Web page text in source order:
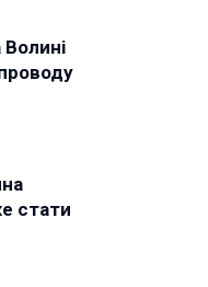
Волині
стати